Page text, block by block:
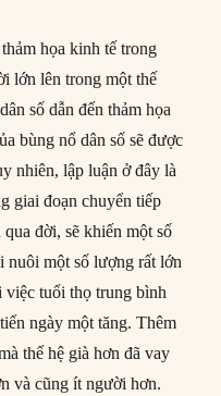
họa kinh tế trong
lớn lên trong một thế
số dẫn đến thảm họa
bùng nổ dân số sẽ được
nhiên, lập luận ở đây là
giai đoạn chuyển tiếp
đời, sẽ khiến một số
nuôi một số lượng rất lớn
tuổi thọ trung bình
ngày một tăng. Thêm
thế hệ già hơn đã vay
và cũng ít người hơn.